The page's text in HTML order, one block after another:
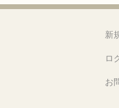
新
ロ
お